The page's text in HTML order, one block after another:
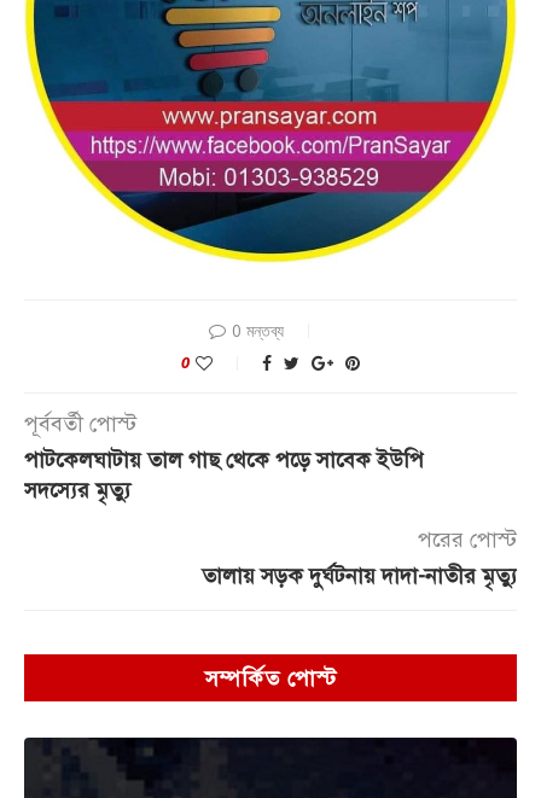
0 মন্তব্য
0
পূর্ববর্তী পোস্ট
পাটকেলঘাটায় তাল গাছ থেকে পড়ে সাবেক ইউপি
সদস্যের মৃত্যু
পরের পোস্ট
তালায় সড়ক দুর্ঘটনায় দাদা-নাতীর মৃত্যু
সম্পর্কিত পোস্ট